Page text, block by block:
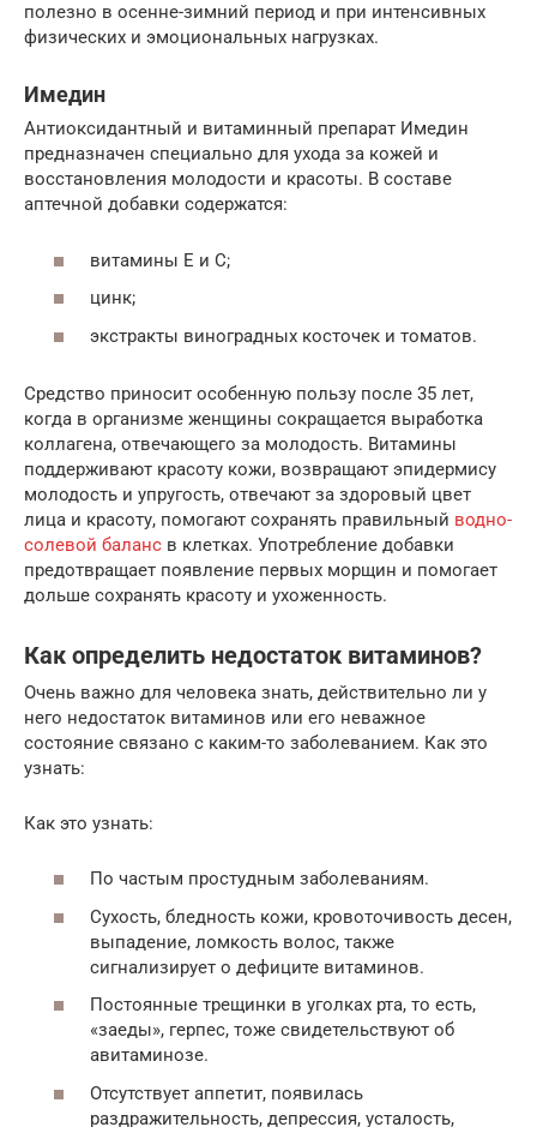
полезно в осенне-зимний период и при интенсивных
физических и эмоциональных нагрузках.
Имедин
Антиоксидантный и витаминный препарат Имедин
предназначен специально для ухода за кожей и
восстановления молодости и красоты. В составе
аптечной добавки содержатся:
витамины Е и С;
цинк;
экстракты виноградных косточек и томатов.
Средство приносит особенную пользу после 35 лет,
когда в организме женщины сокращается выработка
коллагена, отвечающего за молодость. Витамины
поддерживают красоту кожи, возвращают эпидермису
молодость и упругость, отвечают за здоровый цвет
лица и красоту, помогают сохранять правильный водно-
солевой баланс в клетках. Употребление добавки
предотвращает появление первых морщин и помогает
дольше сохранять красоту и ухоженность.
Как определить недостаток витаминов?
Очень важно для человека знать, действительно ли у
него недостаток витаминов или его неважное
состояние связано с каким-то заболеванием. Как это
узнать:
Как это узнать:
По частым простудным заболеваниям.
Сухость, бледность кожи, кровоточивость десен,
выпадение, ломкость волос, также
сигнализирует о дефиците витаминов.
Постоянные трещинки в уголках рта, то есть,
«заеды», герпес, тоже свидетельствуют об
авитаминозе.
Отсутствует аппетит, появилась
раздражительность, депрессия, усталость,